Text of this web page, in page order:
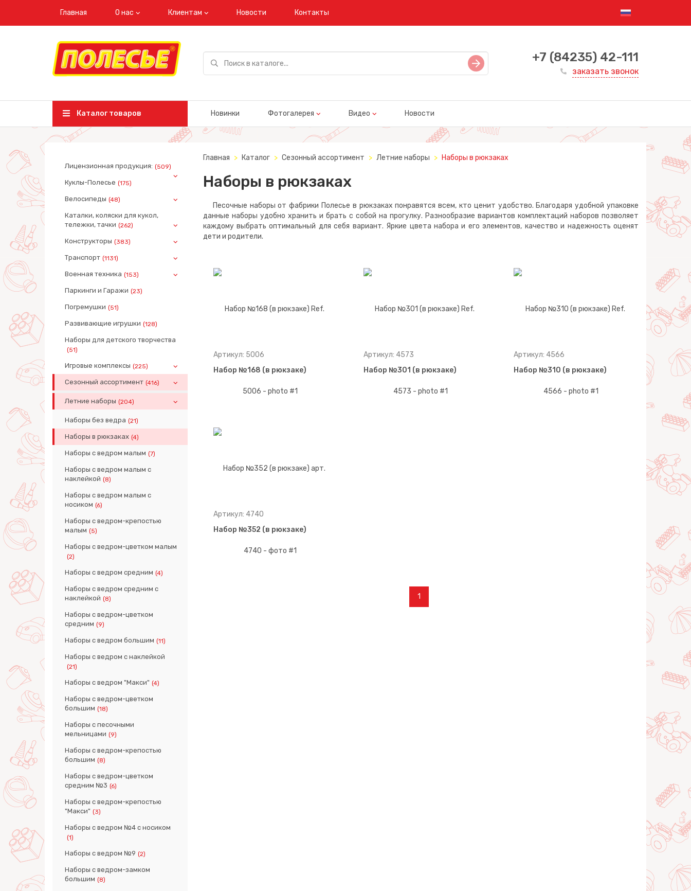
Главная О нас Клиентам Новости Контакты
+7 (84235) 42-111
заказать звонок
Каталог товаров Новинки Фотогалерея Видео Новости
Лицензионная продукция: (509)
Куклы-Полесье (175)
Велосипеды (48)
Каталки, коляски для кукол,
тележки, тачки (262)
Конструкторы (383)
Транспорт (1131)
Военная техника (153)
Паркинги и Гаражи (23)
Погремушки (51)
Развивающие игрушки (128)
Наборы для детского творчества
(51)
Игровые комплексы (225)
Сезонный ассортимент (416)
Летние наборы (204)
Наборы без ведра (21)
Наборы в рюкзаках (4)
Наборы с ведром малым (7)
Наборы с ведром малым с
наклейкой (8)
Наборы с ведром малым с
носиком (6)
Наборы с ведром-крепостью
малым (5)
Наборы с ведром-цветком малым
(2)
Наборы с ведром средним (4)
Наборы с ведром средним с
наклейкой (8)
Наборы с ведром-цветком
средним (9)
Наборы с ведром большим (11)
Наборы с ведром с наклейкой
(21)
Наборы с ведром "Макси" (4)
Наборы с ведром-цветком
большим (18)
Наборы с песочными
мельницами (9)
Наборы с ведром-крепостью
большим (8)
Наборы с ведром-цветком
средним №3 (6)
Наборы с ведром-крепостью
"Макси" (3)
Наборы с ведром №4 с носиком
(1)
Наборы с ведром №9 (2)
Наборы с ведром-замком
большим (8)
Главная Каталог Сезонный ассортимент Летние наборы Наборы в рюкзаках
Наборы в рюкзаках
Песочные наборы от фабрики Полесье в рюкзаках понравятся всем, кто ценит удобство. Благодаря удобной упаковке
данные наборы удобно хранить и брать с собой на прогулку. Разнообразие вариантов комплектаций наборов позволяет
каждому выбрать оптимальный для себя вариант. Яркие цвета набора и его элементов, качество и надежность оценят
дети и родители.
Артикул: 5006
Набор №168 (в рюкзаке)
Артикул: 4573
Набор №301 (в рюкзаке)
Артикул: 4566
Набор №310 (в рюкзаке)
Артикул: 4740
Набор №352 (в рюкзаке)
1